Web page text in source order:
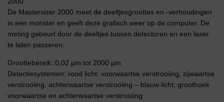
De Mastersizer 2000 meet de deeltjesgroottes en -verhoudingen
in een monster en geeft deze grafisch weer op de computer. De
meting gebeurt door de deeltjes tussen detectoren en een laser
te laten passeren.
Groottebereik: 0,02 µm tot 2000 µm
Detectiesystemen: rood licht; voorwaartse verstrooiing, zijwaartse
verstrooiing, achterwaartse verstrooiing – blauw licht; groothoek
voorwaartse en achterwaartse verstrooiing